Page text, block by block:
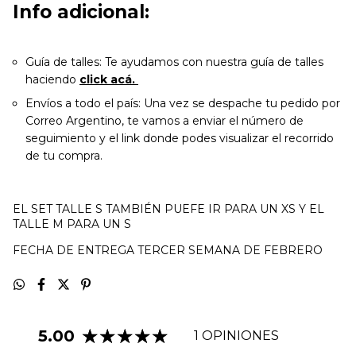
Info adicional:
Guía de talles: Te ayudamos con nuestra guía de talles
haciendo click acá.
Envíos a todo el país: Una vez se despache tu pedido por
Correo Argentino, te vamos a enviar el número de
seguimiento y el link donde podes visualizar el recorrido
de tu compra.
EL SET TALLE S TAMBIÉN PUEFE IR PARA UN XS Y EL
TALLE M PARA UN S
FECHA DE ENTREGA TERCER SEMANA DE FEBRERO
5.00 1 OPINIONES